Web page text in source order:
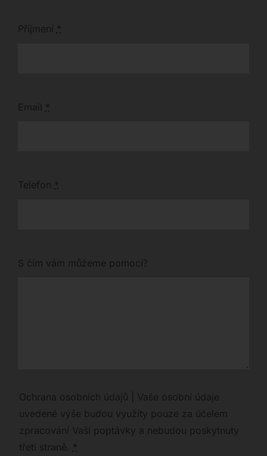
Příjmení *
Email *
Telefon *
S čím vám můžeme pomoci?
Ochrana osobních údajů | Vaše osobní údaje
uvedené výše budou využity pouze za účelem
zpracování Vaší poptávky a nebudou poskytnuty
třetí straně. *